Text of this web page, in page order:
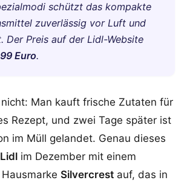
schützt das kompakte
zuverlässig vor Luft und
Der Preis auf der Lidl-Website
Euro.
Man kauft frische Zutaten für
Rezept, und zwei Tage später ist
im Müll gelandet. Genau dieses
Lidl im Dezember mit einem
Silvercrest auf, das in